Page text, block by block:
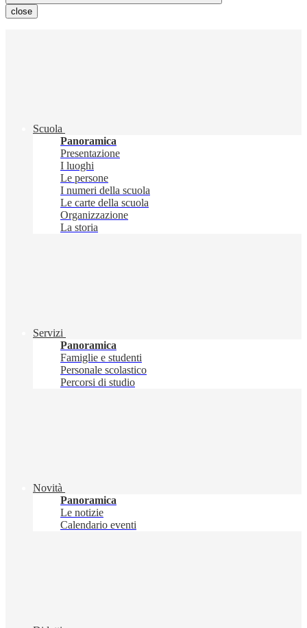
close
Scuola
Panoramica
Presentazione
I luoghi
Le persone
I numeri della scuola
Le carte della scuola
Organizzazione
La storia
Servizi
Panoramica
Famiglie e studenti
Personale scolastico
Percorsi di studio
Novità
Panoramica
Le notizie
Calendario eventi